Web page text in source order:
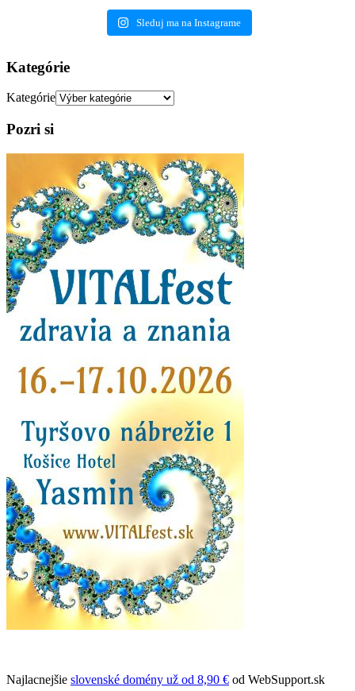
Sleduj ma na Instagrame
Kategórie
Kategórie
Pozri si
Najlacnejšie slovenské domény už od 8,90 € od WebSupport.sk